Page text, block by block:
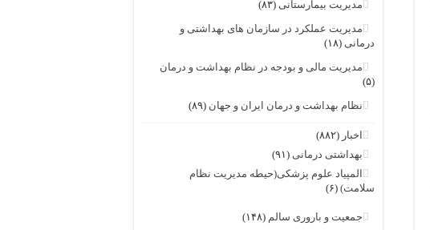
مدیریت بیمارستانی (۸۳)
مدیریت عملکرد در سازمان های بهداشتی و
درمانی (۱۸)
مدیریت مالی و بودجه در نظام بهداشت و درمان
(۵)
نظام بهداشت و درمان ایران و جهان (۸۹)
اخبار (۸۸۲)
بهداشتی درمانی (۹۱)
المپیاد علوم پزشکی(حیطه مدیریت نظام
سلامت) (۶)
جمعیت و باروری سالم (۱۴۸)